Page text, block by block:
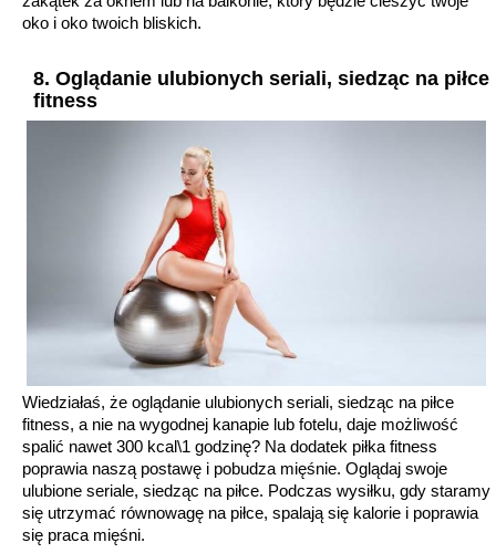
oko i oko twoich bliskich.
8. Oglądanie ulubionych seriali, siedząc na piłce
fitness
Wiedziałaś, że oglądanie ulubionych seriali, siedząc na piłce
fitness, a nie na wygodnej kanapie lub fotelu, daje możliwość
spalić nawet 300 kcal\1 godzinę? Na dodatek piłka fitness
poprawia naszą postawę i pobudza mięśnie. Oglądaj swoje
ulubione seriale, siedząc na piłce. Podczas wysiłku, gdy staramy
się utrzymać równowagę na piłce, spalają się kalorie i poprawia
się praca mięśni.